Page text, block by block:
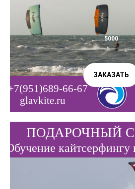
5000
ЗАКАЗАТЬ